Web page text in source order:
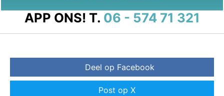
APP ONS! T. 06 - 574 71 321
Deel op Facebook
Post op X